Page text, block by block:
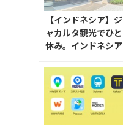
【インドネシア】ジ
ャカルタ観光でひと
休み。インドネシア
しめる「First Crack
Coffee」